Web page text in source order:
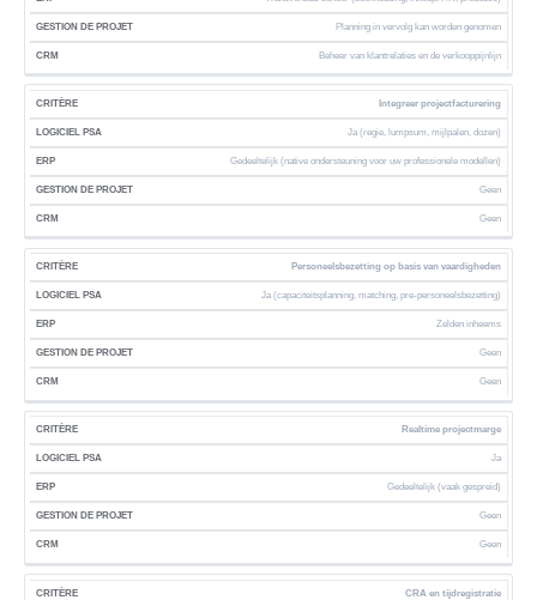
C
R
I
T
E
R
I
A
P
S
-
S
F
T
W
A
E
R
J
T
E
R
M
N
,
S
A
)
M
S
E
S
R
E
U
B
P
)
Planning in vervolg kan worden genomen
Beheer van klantrelaties en de verkooppijnlijn
Integreer projectfacturering
Ja (regie, lumpsum, mijlpalen, dozen)
Gedeeltelijk (native ondersteuning voor uw professionele modellen)
Geen
Geen
Personeelsbezetting op basis van vaardigheden
Ja (capaciteitsplanning, matching, pre-personeelsbezetting)
Zelden inheems
Geen
Geen
Realtime projectmarge
Ja
Gedeeltelijk (vaak gespreid)
Geen
Geen
CRA en tijdregistratie